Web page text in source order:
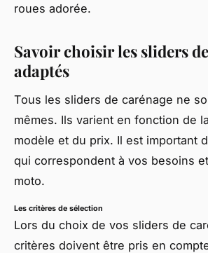
roues adorée.
Savoir choisir les sliders
adaptés
Tous les sliders de carénage ne
mêmes. Ils varient en fonction de
modèle et du prix. Il est important
qui correspondent à vos besoins
moto.
Les critères de sélection
Lors du choix de vos sliders de
critères doivent être pris en